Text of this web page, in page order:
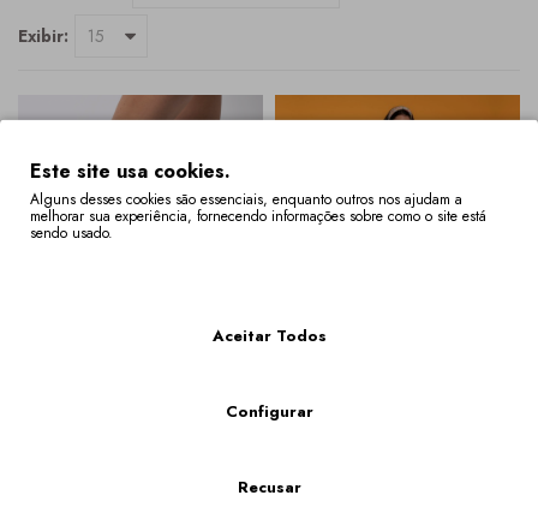
Exibir:
Este site usa cookies.
Alguns desses cookies são essenciais, enquanto outros nos ajudam a
melhorar sua experiência, fornecendo informações sobre como o site está
sendo usado.
Aceitar Todos
Configurar
Recusar